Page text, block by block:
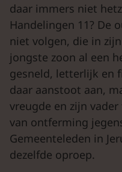
daar immers niet
Handelingen 11? De
niet volgen, die in
jongste zoon al een
gesneld, letterlijk en
daar aanstoot aan,
vreugde en zijn
van ontferming
Gemeenteleden in
dezelfde oproep.